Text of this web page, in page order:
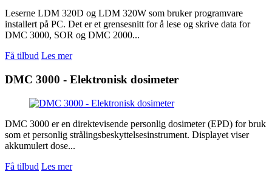
Leserne LDM 320D og LDM 320W som bruker programvare
installert på PC. Det er et grensesnitt for å lese og skrive data for
DMC 3000, SOR og DMC 2000...
Få tilbud Les mer
DMC 3000 - Elektronisk dosimeter
DMC 3000 er en direktevisende personlig dosimeter (EPD) for bruk
som et personlig strålingsbeskyttelsesinstrument. Displayet viser
akkumulert dose...
Få tilbud Les mer